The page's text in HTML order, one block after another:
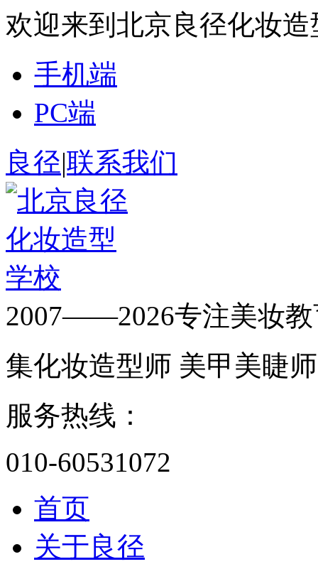
欢迎来到北京良径化妆
手机端
PC端
良径|联系我们
2007——2026专注美妆教
集化妆造型师 美甲美睫
服务热线：
010-60531072
首页
关于良径